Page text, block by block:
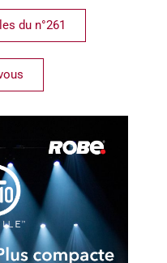
du n°261